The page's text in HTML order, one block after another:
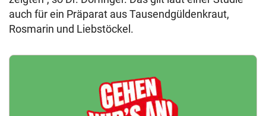
auch für ein Präparat aus Tausendgüldenkraut,
Rosmarin und Liebstöckel.